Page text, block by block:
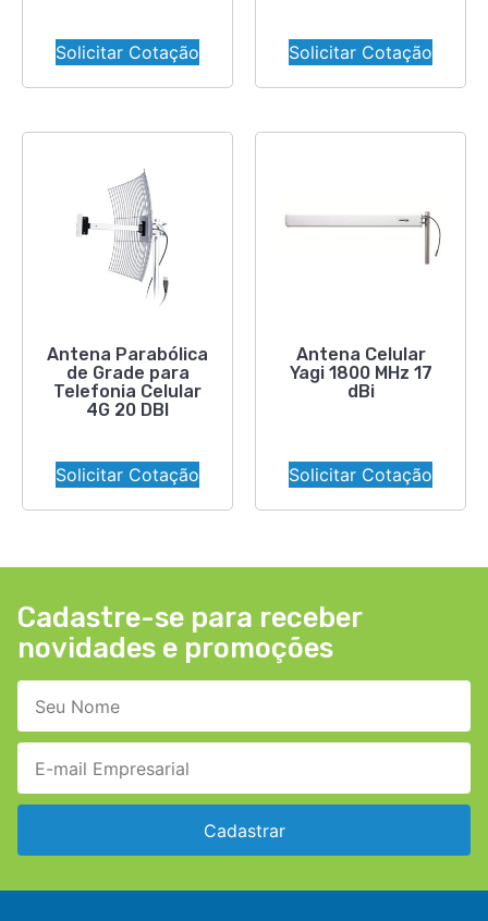
Solicitar Cotação Solicitar Cotação
Antena Parabólica
de Grade para
Telefonia Celular
4G 20 DBI
Solicitar Cotação
Antena Celular
Yagi 1800 MHz 17
dBi
Solicitar Cotação
Cadastre-se para receber
novidades e promoções
Cadastrar